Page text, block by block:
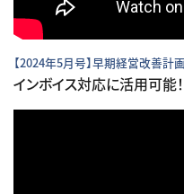
【2024年5月号】早期経営改善
インボイス対応に活用可能